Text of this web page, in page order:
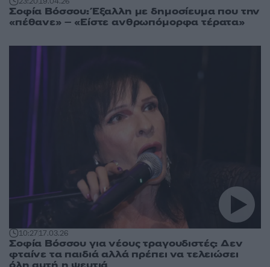
Σοφία Βόσσου: Έξαλλη με δημοσίευμα που την
«πέθανε» – «Είστε ανθρωπόμορφα τέρατα»
10:2717.03.26
Σοφία Βόσσου για νέους τραγουδιστές: Δεν
φταίνε τα παιδιά αλλά πρέπει να τελειώσει